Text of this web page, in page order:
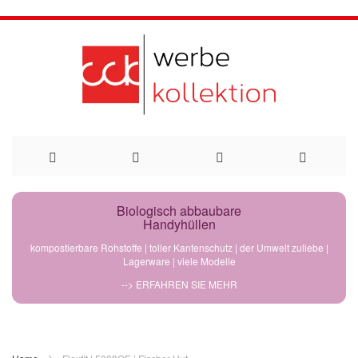
Direkt
Biologisch abbaubare
Handyhüllen
kompostierbare Rohstoffe | toller Kantenschutz | der Umwelt zuliebe |
Lagerware | viele Modelle
--> ERFAHREN SIE MEHR